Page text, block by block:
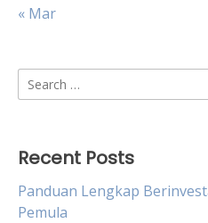
« Mar
Search
for:
Recent Posts
Panduan Lengkap
Pemula